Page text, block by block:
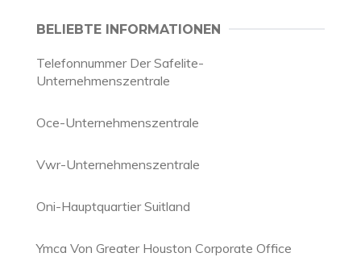
BELIEBTE INFORMATIONEN
Telefonnummer Der Safelite-
Unternehmenszentrale
Oce-Unternehmenszentrale
Vwr-Unternehmenszentrale
Oni-Hauptquartier Suitland
Ymca Von Greater Houston Corporate Office